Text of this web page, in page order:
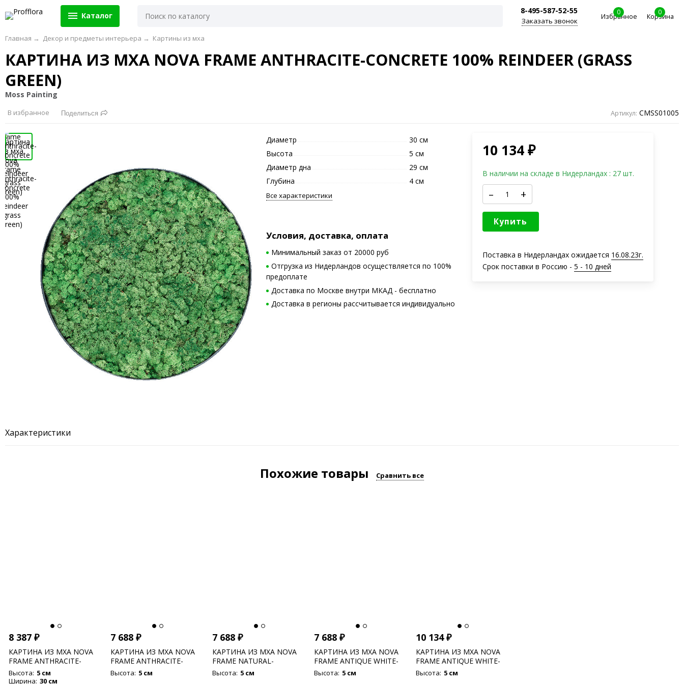
Каталог
8-495-587-52-55
Заказать звонок
0
Избранное
0
Корзина
Главная → Декор и предметы интерьера → Картины из мха
КАРТИНА ИЗ МХА NOVA FRAME ANTHRACITE-CONCRETE 100% REINDEER (GRASS
GREEN)
Moss Painting
В избранное Поделиться Артикул: CMSS01005
Диаметр
30 см
Высота
5 см
Диаметр дна
29 см
Глубина
4 см
Все характеристики
Условия, доставка, оплата
Минимальный заказ от 20000 руб
Отгрузка из Нидерландов осуществляется по 100%
предоплате
Доставка по Москве внутри МКАД - бесплатно
Доставка в регионы рассчитывается индивидуально
10 134₽
В наличии на складе в Нидерландах : 27 шт.
– +
Купить
Поставка в Нидерландах ожидается 16.08.23г.
Срок поставки в Россию - 5 - 10 дней
Характеристики
Похожие товары Сравнить все
8 387 ₽
КАРТИНА ИЗ МХА NOVA
FRAME ANTHRACITE-
CONCRETE 100% FLAT
MOSS
Высота: 5 см
Ширина: 30 см
7 688 ₽
КАРТИНА ИЗ МХА NOVA
FRAME ANTHRACITE-
CONCRETE 100% FLAT
Высота: 5 см
7 688 ₽
КАРТИНА ИЗ МХА NOVA
FRAME NATURAL-
CONCRETE 100% FLAT
Высота: 5 см
7 688 ₽
КАРТИНА ИЗ МХА NOVA
FRAME ANTIQUE WHITE-
CONCRETE 100% FLAT
Высота: 5 см
10 134₽
КАРТИНА ИЗ МХА NOVA
FRAME ANTIQUE WHITE-
CONCRETE 100% REINDEER
Высота: 5 см